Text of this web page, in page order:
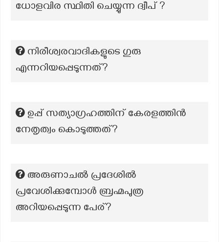
ധോളവിര സ്ഥിതി ചെയ്യുന്ന ദ്വീപ് ?
നിരീശ്വരവാദികളുടെ ഗുരു
എന്നറിയപ്പെടുന്നത്?
ഉപ്പ് സത്യാഗ്രഹത്തിന് കേരളത്തിന്‍
നേതൃത്വം കൊടുത്തത്?
അരുണാചൽ പ്രദേശിൽ
പ്രവേശിക്കുമ്പോൾ ബ്രഹ്മപുത്ര
അറിയപ്പെടുന്ന പേര്?